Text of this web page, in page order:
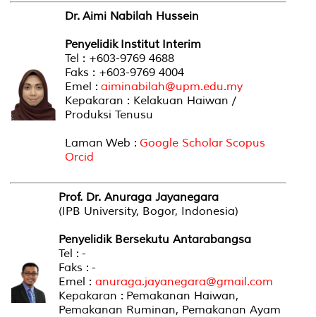
Dr. Aimi Nabilah Hussein
Penyelidik Institut Interim
Tel : +603-9769 4688
Faks : +603-9769 4004
Emel : aiminabilah@upm.edu.my
Kepakaran : Kelakuan Haiwan /
Produksi Tenusu
Laman Web : Google Scholar Scopus
Orcid
Prof. Dr. Anuraga Jayanegara
(IPB University, Bogor, Indonesia)
Penyelidik Bersekutu Antarabangsa
Tel : -
Faks : -
Emel : anuraga.jayanegara@gmail.com
Kepakaran : Pemakanan Haiwan,
Pemakanan Ruminan, Pemakanan Ayam